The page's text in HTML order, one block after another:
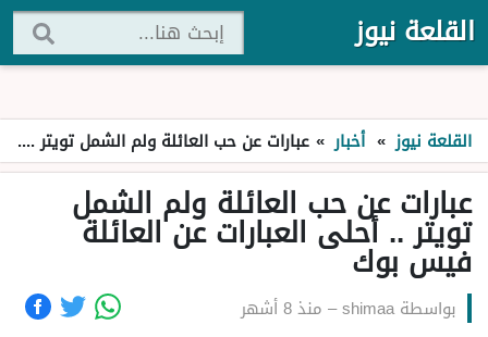
القلعة نيوز
القلعة نيوز » أخبار » عبارات عن حب العائلة ولم الشمل تويتر .. أحلى العبارات عن العائلة فيس بوك
عبارات عن حب العائلة ولم الشمل
تويتر .. أحلى العبارات عن العائلة
فيس بوك
بواسطةshimaa
– منذ 8 أشهر